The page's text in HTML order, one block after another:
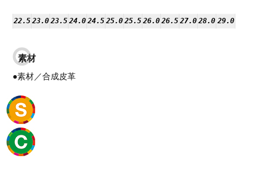
22.5 23.0 23.5 24.0 24.5 25.0 25.5 26.0 26.5 27.0 28.0 29.0
素材
●素材／合成皮革